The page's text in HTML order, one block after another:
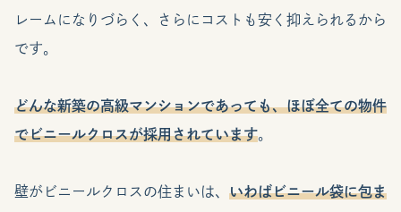
レームになりづらく、さらにコストも安く抑えられるから
です。
どんな新築の高級マンションであっても、ほぼ全ての物件
でビニールクロスが採用されています。
壁がビニールクロスの住まいは、 いわばビニール袋に包ま